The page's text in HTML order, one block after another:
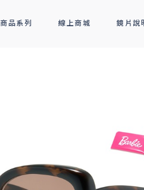
商品系列 線上商城
配件
人氣聯名
線上商城專屬
鏡片說